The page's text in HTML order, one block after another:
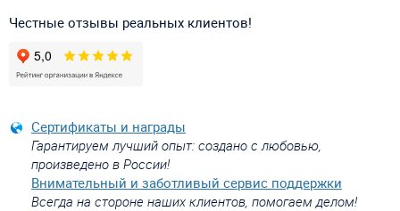
Честные отзывы реальных клиентов!
Сертификаты и награды
Гарантируем лучший опыт: создано с любовью,
произведено в России!
Внимательный и заботливый сервис поддержки
Всегда на стороне наших клиентов, помогаем делом!